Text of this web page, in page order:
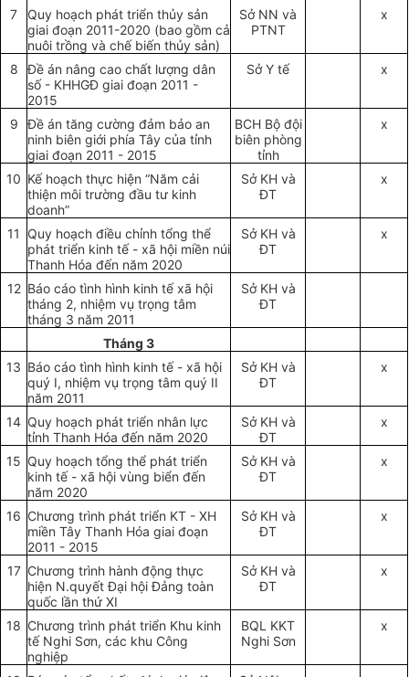
7
Quy hoạch phát triển thủy sản
giai đoạn 2011-2020 (bao gồm cả
nuôi trồng và chế biến thủy sản)
Sở NN và
PTNT
x
8
Đề án nâng cao chất lượng dân
số - KHHGĐ giai đoạn 2011 -
2015
SởY tế x
9
Đề án tăng cường đảm bảo an
ninh biên giới phía Tây của tỉnh
giai đoạn 2011 - 2015
BCH Bộ đội
biên phòng
tỉnh
x
10 Kế hoạch thực hiện “Năm cải
thiện môi trường đầu tư kinh
doanh”
Sở KH và
ĐT
x
11
Quy hoạch điều chỉnh tổng thể
phát triển kinh tế - xã hội miền núi
Thanh Hóa đến năm 2020
Sở KH và
ĐT
x
12 Báo cáo tình hình kinh tế xã hội
tháng 2, nhiệm vụ trọng tâm
tháng 3 năm 2011
Sở KH và
ĐT
Tháng 3
13 Báo cáo tình hình kinh tế - xã hội
quý I, nhiệm vụ trọng tâm quý II
năm 2011
Sở KH và
ĐT
x
14 Quy hoạch phát triển nhân lực
tỉnh Thanh Hóa đến năm 2020
Sở KH và
ĐT
x
15 Quy hoạch tổng thể phát triển
kinh tế - xã hội vùng biển đến
năm 2020
Sở KH và
ĐT
x
16 Chương trình phát triển KT - XH
miền Tây Thanh Hóa giai đoạn
2011 - 2015
Sở KH và
ĐT
x
17 Chương trình hành động thực
hiện N.quyết Đại hội Đảng toàn
quốc lần thứ XI
Sở KH và
ĐT
x
18 Chương trình phát triển Khu kinh
tế Nghi Sơn, các khu Công
nghiệp
BQL KKT
Nghi Sơn
x